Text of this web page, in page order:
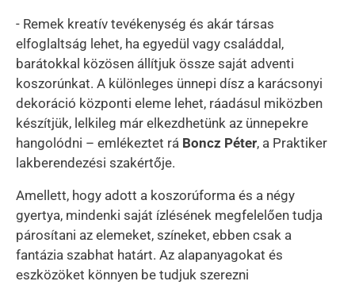
- Remek kreatív tevékenység és akár társas
elfoglaltság lehet, ha egyedül vagy családdal,
barátokkal közösen állítjuk össze saját adventi
koszorúnkat. A különleges ünnepi dísz a karácsonyi
dekoráció központi eleme lehet, ráadásul miközben
készítjük, lelkileg már elkezdhetünk az ünnepekre
hangolódni – emlékeztet rá Boncz Péter, a Praktiker
lakberendezési szakértője.
Amellett, hogy adott a koszorúforma és a négy
gyertya, mindenki saját ízlésének megfelelően tudja
párosítani az elemeket, színeket, ebben csak a
fantázia szabhat határt. Az alapanyagokat és
eszközöket könnyen be tudjuk szerezni